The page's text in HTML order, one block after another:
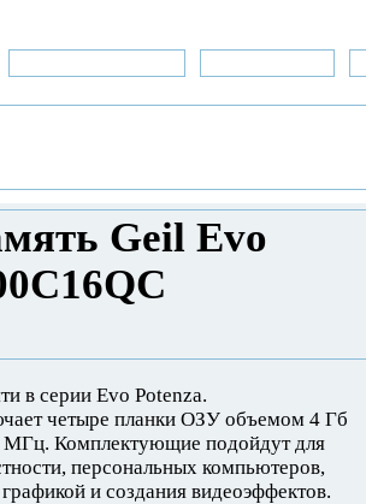
Geil Evo
в серии Evo Potenza.
четыре планки ОЗУ объемом 4 Гб
МГц. Комплектующие подойдут для
персональных компьютеров,
и создания видеоэффектов.